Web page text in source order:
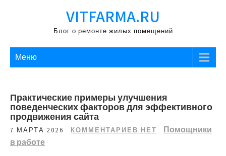
VITFARMA.RU
Блог о ремонте жилых помещений
Меню
Практические примеры улучшения
поведенческих факторов для эффективного
продвижения сайта
7 МАРТА 2026 КОММЕНТАРИЕВ НЕТ
Помощники
в работе